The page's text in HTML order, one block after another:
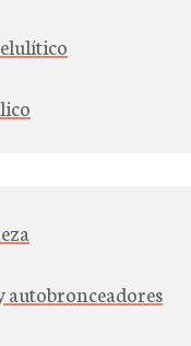
autobronceadores